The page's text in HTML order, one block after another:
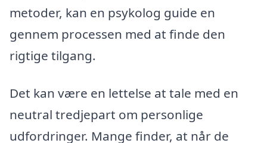
metoder, kan en psykolog guide en
gennem processen med at finde den
rigtige tilgang.
Det kan være en lettelse at tale med en
neutral tredjepart om personlige
udfordringer. Mange finder, at når de